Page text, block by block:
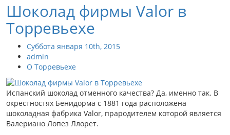
Шоколад фирмы Valor в
Торревьехе
Суббота января 10th, 2015
admin
О Торревьехе
Испанский шоколад отменного качества? Да, именно так. В
окрестностях Бенидорма с 1881 года расположена
шоколадная фабрика Valor, прародителем которой является
Валериано Лопез Ллорет.